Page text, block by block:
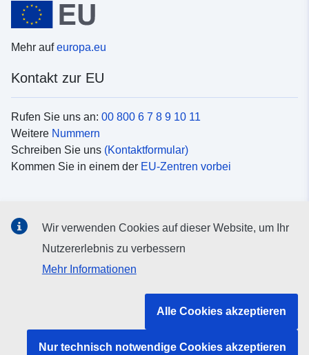
Mehr aufeuropa.eu
Kontakt zur EU
Rufen Sie uns an: 00 800 6 7 8 9 10 11
Weitere Nummern
Schreiben Sie uns (Kontaktformular)
Kommen Sie in einem der EU-Zentren vorbei
Suche nach EUSocial-Media-Kanäle
Organe und Einrichtungen der EU
Wir verwenden Cookies auf dieser Website, um Ihr
Nutzererlebnis zu verbessern
Mehr Informationen
Alle Cookies akzeptieren
Nur technisch notwendige Cookies akzeptieren